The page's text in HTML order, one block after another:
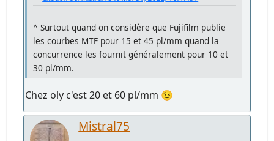
^ Surtout quand on considère que Fujifilm publie
les courbes MTF pour 15 et 45 pl/mm quand la
concurrence les fournit généralement pour 10 et
30 pl/mm.
Chez oly c'est 20 et 60 pl/mm 😉
Mistral75